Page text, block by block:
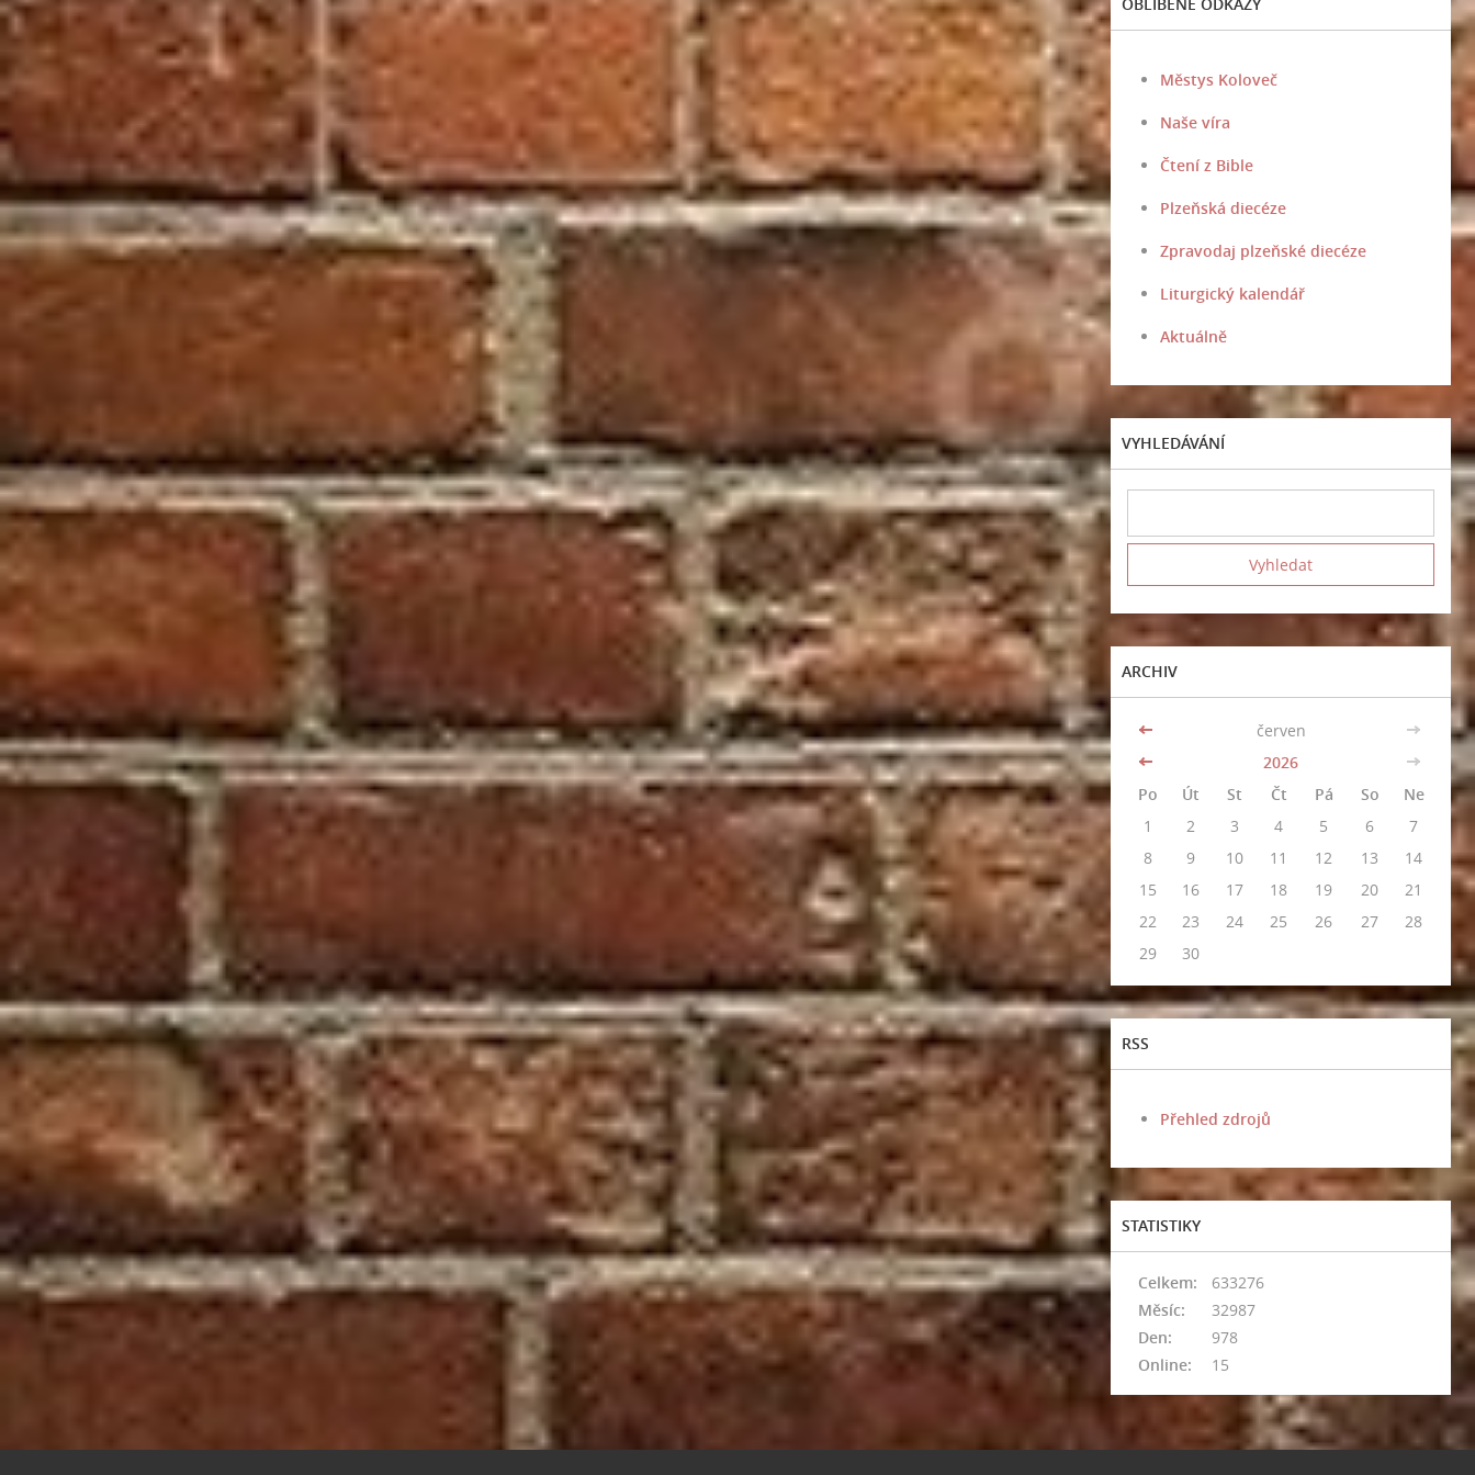
Městys Koloveč
Naše víra
Čtení z Bible
Plzeňská diecéze
Zpravodaj plzeňské diecéze
Liturgický kalendář
Aktuálně
VYHLEDÁVÁNÍ
ARCHIV
<< červen
>>
<<
2026
>>
Po
Út St Čt Pá So
Ne
1
2 3 4 5 6
7
8
9 10 11 12 13
14
15
16 17 18 19 20
21
22
23 24 25 26 27
28
29
30
RSS
Přehled zdrojů
STATISTIKY
Online: 15
Celkem:
633276
Měsíc:
32987
Den:
978